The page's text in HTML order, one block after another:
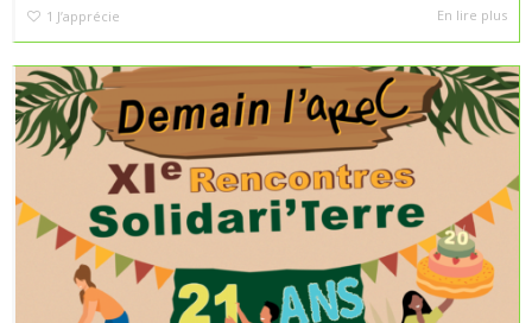
1 J’apprécie En lire plus